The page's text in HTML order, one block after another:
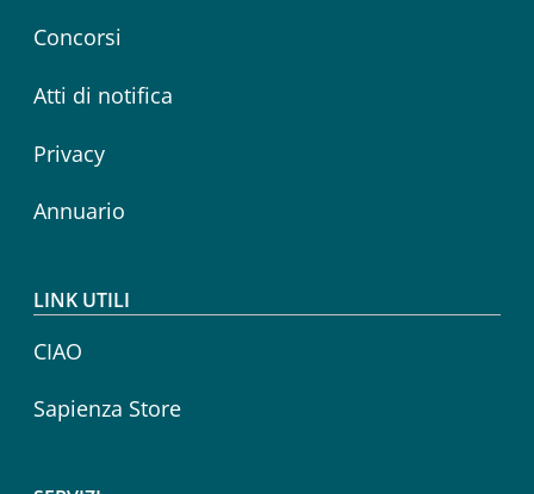
Concorsi
Atti di notifica
Privacy
Annuario
LINK UTILI
CIAO
Sapienza Store